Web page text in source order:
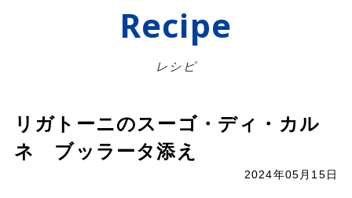
Recipe
レシピ
リガトーニのスーゴ・ディ・カル
ネ ブッラータ添え
2024年05月15日